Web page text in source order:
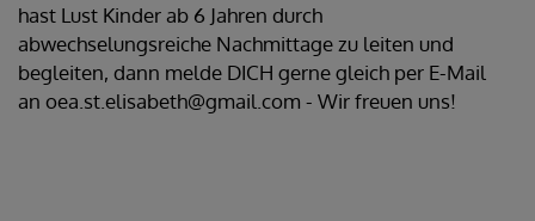
hast Lust Kinder ab 6 Jahren durch
abwechselungsreiche Nachmittage zu leiten und
begleiten, dann melde DICH gerne gleich per E-Mail
an oea.st.elisabeth@gmail.com - Wir freuen uns!